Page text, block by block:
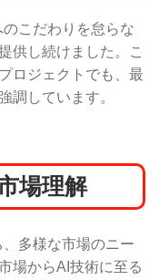
こだわりを怠らな
供し続けました。こ
ロジェクトでも、最
調しています。
場理解
多様な市場のニー
場からAI技術に至る